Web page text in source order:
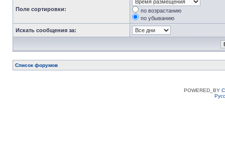
Поле сортировки:
по возрастанию
по убыванию
Искать сообщения за:
Список форумов
POWERED_BY